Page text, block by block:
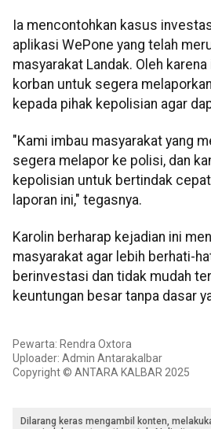
Ia mencontohkan kasus
aplikasi WePone yang telah
masyarakat Landak. Oleh
korban untuk segera
kepada pihak kepolisian agar
"Kami imbau masyarakat yang
segera melapor ke polisi, dan
kepolisian untuk bertindak
laporan ini," tegasnya.
Karolin berharap kejadian ini
masyarakat agar lebih berhati-
berinvestasi dan tidak mudah
keuntungan besar tanpa dasar
Pewarta: Rendra Oxtora
Uploader: Admin Antarakalbar
Copyright © ANTARA KALBAR 2025
Dilarang keras mengambil konten,